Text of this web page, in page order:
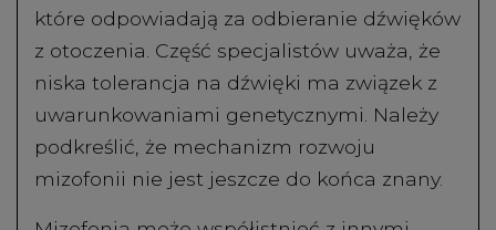
które odpowiadają za odbieranie dźwięków
z otoczenia. Część specjalistów uważa, że
niska tolerancja na dźwięki ma związek z
uwarunkowaniami genetycznymi. Należy
podkreślić, że mechanizm rozwoju
mizofonii nie jest jeszcze do końca znany.